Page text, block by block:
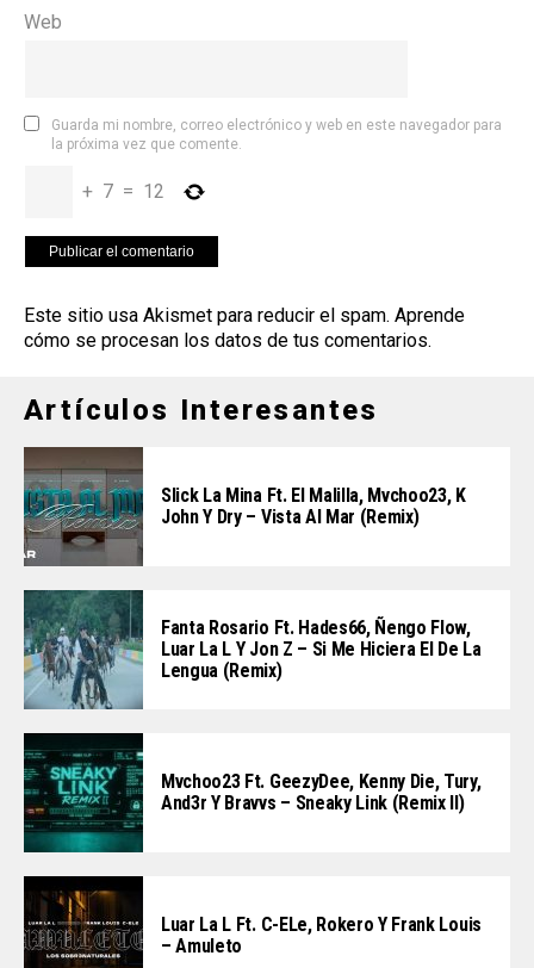
Web
Guarda mi nombre, correo electrónico y web en este navegador para
la próxima vez que comente.
+ 7 = 12
Este sitio usa Akismet para reducir el spam. Aprende
cómo se procesan los datos de tus comentarios.
Artículos Interesantes
Slick La Mina Ft. El Malilla, Mvchoo23, K
John Y Dry – Vista Al Mar (Remix)
Fanta Rosario Ft. Hades66, Ñengo Flow,
Luar La L Y Jon Z – Si Me Hiciera El De La
Lengua (Remix)
Mvchoo23 Ft. GeezyDee, Kenny Die, Tury,
And3r Y Bravvs – Sneaky Link (Remix II)
Luar La L Ft. C-ELe, Rokero Y Frank Louis
– Amuleto